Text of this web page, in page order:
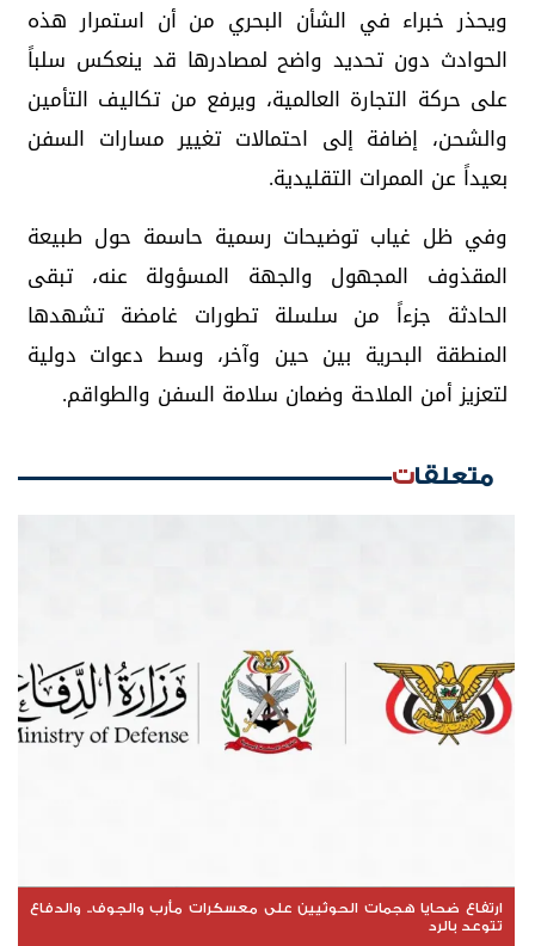
ويحذر خبراء في الشأن البحري من أن استمرار هذه
الحوادث دون تحديد واضح لمصادرها قد ينعكس سلباً
على حركة التجارة العالمية، ويرفع من تكاليف التأمين
والشحن، إضافة إلى احتمالات تغيير مسارات السفن
بعيداً عن الممرات التقليدية.
وفي ظل غياب توضيحات رسمية حاسمة حول طبيعة
المقذوف المجهول والجهة المسؤولة عنه، تبقى
الحادثة جزءاً من سلسلة تطورات غامضة تشهدها
المنطقة البحرية بين حين وآخر، وسط دعوات دولية
لتعزيز أمن الملاحة وضمان سلامة السفن والطواقم.
متعلقات
ارتفاع ضحايا هجمات الحوثيين على معسكرات مأرب والجوف.. والدفاع
تتوعد بالرد